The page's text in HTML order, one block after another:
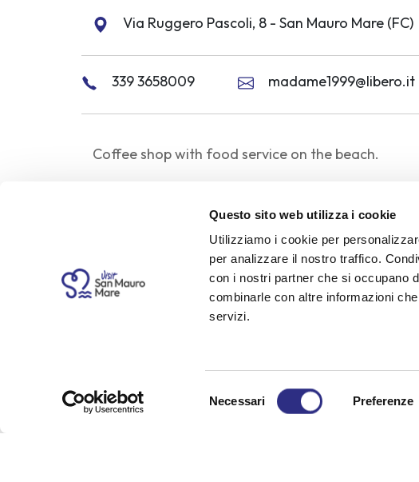
Questo sito web utilizza i cookie
Utilizziamo i cookie per
per analizzare il nostro traffico.
con i nostri partner che si occupano
combinarle con altre informazioni
servizi.
Necessari Preferenze
Via Ruggero Pascoli, 8 - San Mauro Mare (FC)
339 3658009 madame1999@libero.it
Coffee shop with food service on the beach.
Weekly closure: not provided
Periods: from May to the end of September
Services and features
Opening period
No period specified